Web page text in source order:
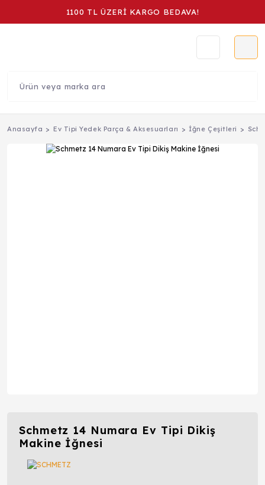
1100 TL ÜZERİ KARGO BEDAVA!
Anasayfa Ev Tipi Yedek Parça & Aksesuarları İğne Çeşitleri
Schmetz 14 Numara Ev Tipi Dikiş
Makine İğnesi